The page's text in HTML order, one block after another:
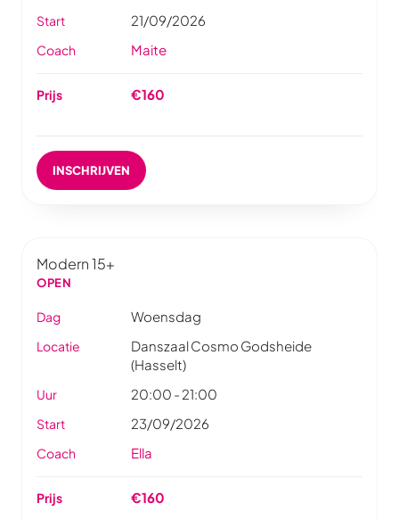
Start 21/09/2026
Coach Maite
Prijs €160
INSCHRIJVEN
Modern 15+
OPEN
Dag Woensdag
Locatie
Danszaal Cosmo Godsheide
(Hasselt)
Uur 20:00 - 21:00
Start 23/09/2026
Coach Ella
Prijs €160